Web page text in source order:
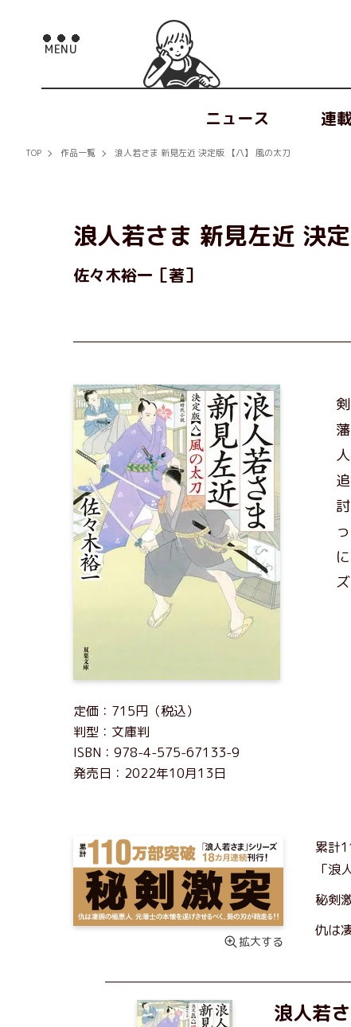
ニュース 連
TOP 作品一覧 浪人若さま 新見左近 決定版 【八】 風の太刀
浪人若さま 新見左近 決
佐々木裕一［著］
定価：715円（税込）
判型：文庫判
ISBN：978-4-575-67133-9
発売日：2022年10月13日
拡大する
累計
「浪
秘剣
仇は
浪人若